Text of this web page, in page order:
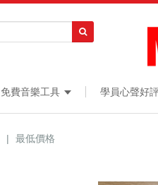
免費音樂工具 學員心聲好
| 最低價格